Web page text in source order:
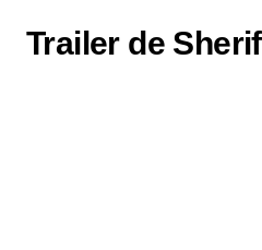
Trailer de